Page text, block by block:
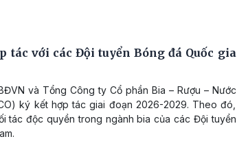
tác với các Đội tuyển Bóng đá Quốc gia
và Tổng Công ty Cổ phần Bia – Rượu – Nước
ký kết hợp tác giai đoạn 2026-2029. Theo đó,
tác độc quyền trong ngành bia của các Đội tuyển